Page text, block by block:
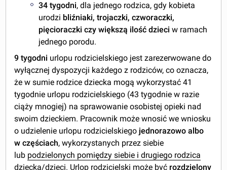
34 tygodni, dla jednego rodzica, gdy kobieta
urodzi bliźniaki, trojaczki, czworaczki,
pięcioraczki czy większą ilość dzieciw ramach
jednego porodu.
9 tygodni urlopu rodzicielskiego jest zarezerwowane do
wyłącznej dyspozycji każdego z rodziców, co oznacza,
że w sumie rodzice dziecka mogą wykorzystać 41
tygodnie urlopu rodzicielskiego (43 tygodnie w razie
ciąży mnogiej) na sprawowanie osobistej opieki nad
swoim dzieckiem. Pracownik może wnosić we wniosku
o udzielenie urlopu rodzicielskiego jednorazowo albo
w częściach, wykorzystanych przez siebie
lub podzielonych pomiędzy siebie i drugiego rodzica
dziecka/dzieci. Urlop rodzicielski może być rozdzielony